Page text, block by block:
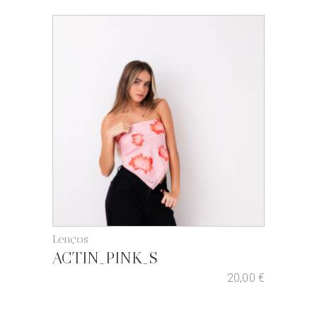
Lenços
ACTIN_PINK_S
20,00 €